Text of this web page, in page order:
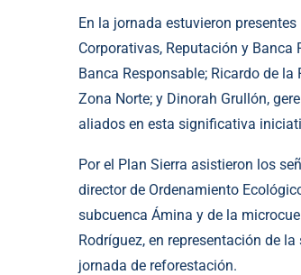
En la jornada estuvieron
Corporativas, Reputación y Banca
Banca Responsable; Ricardo de
Zona Norte; y Dinorah Grullón,
aliados en esta significativa
Por el Plan Sierra asistieron los
director de Ordenamiento
subcuenca Ámina y de la
Rodríguez, en representación de
jornada de reforestación.